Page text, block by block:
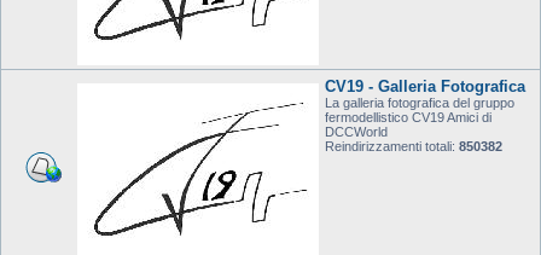
CV19 - Galleria Fotografica
La galleria fotografica del gruppo
fermodellistico CV19 Amici di
DCCWorld
Reindirizzamenti totali: 850382